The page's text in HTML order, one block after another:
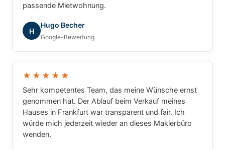
passende Mietwohnung.
H
Hugo Becher
Google-Bewertung
★★★★★
Sehr kompetentes Team, das meine Wünsche ernst
genommen hat. Der Ablauf beim Verkauf meines
Hauses in Frankfurt war transparent und fair. Ich
würde mich jederzeit wieder an dieses Maklerbüro
wenden.